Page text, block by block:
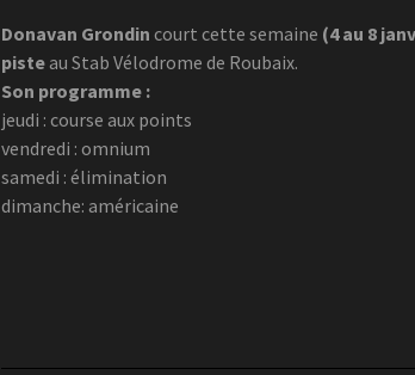
Donavan Grondin court cette semaine (4 au 8
pisteau Stab Vélodrome de Roubaix.
Son programme :
jeudi : course aux points
vendredi : omnium
samedi : élimination
dimanche: américaine